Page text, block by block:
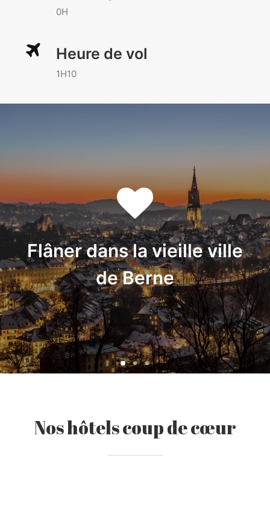
0H
Heure de vol
1H10
Profiter des plaisirs de la
plage au bord d'un lac
Nos hôtels coup de cœur